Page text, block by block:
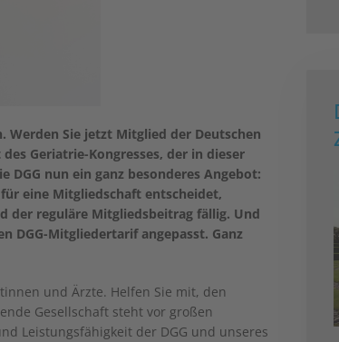
Werden Sie jetzt Mitglied der Deutschen
Geriatrie-Kongresses, der in dieser
nun ein ganz besonderes Angebot:
eine Mitgliedschaft entscheidet,
der reguläre Mitgliedsbeitrag fällig. Und
DGG-Mitgliedertarif angepasst. Ganz
und Ärzte. Helfen Sie mit, den
Gesellschaft steht vor großen
Leistungsfähigkeit der DGG und unseres